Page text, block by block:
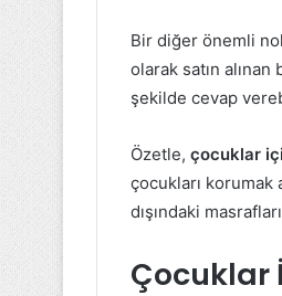
Bir diğer önemli
olarak satın
şekilde cevap
Özetle, çocuklar
çocukları korumak
dışındaki
Çocuklar